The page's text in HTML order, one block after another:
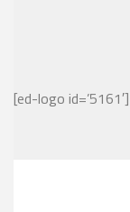
[ed-logo id=’5161′]